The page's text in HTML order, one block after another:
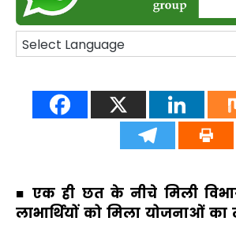
■ एक ही छत के नीचे मिली
लाभार्थियों को मिला योजनाओं का